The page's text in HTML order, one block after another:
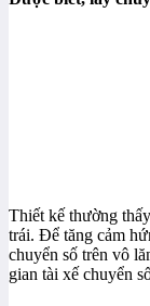
Thiết kế thường
trái. Để tăng cảm
chuyển số trên vô
gian tài xế chuyển